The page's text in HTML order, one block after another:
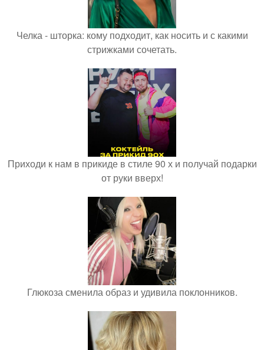
Челка - шторка: кому подходит, как носить и с какими
стрижками сочетать.
Приходи к нам в прикиде в стиле 90 х и получай подарки
от руки вверх!
Глюкоза сменила образ и удивила поклонников.